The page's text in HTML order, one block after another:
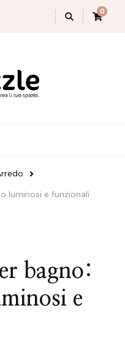
0
luminosi e funzionali
bagno:
e